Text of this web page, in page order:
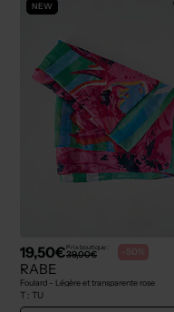
NEW
19,50€Prix boutique :
39,00€ -50%
RABE
Foulard - Légère et transparente rose
T : TU